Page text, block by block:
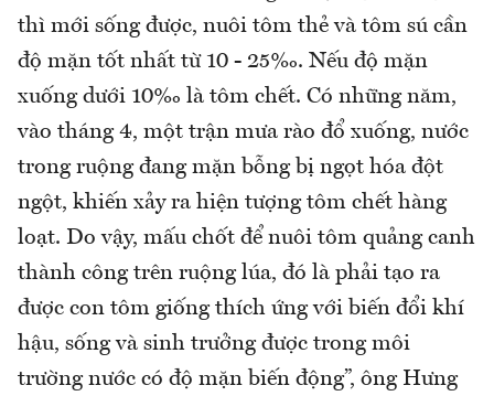
thì mới sống được, nuôi tôm thẻ và tôm sú cần
độ mặn tốt nhất từ 10 - 25‰. Nếu độ mặn
xuống dưới 10‰ là tôm chết. Có những năm,
vào tháng 4, một trận mưa rào đổ xuống, nước
trong ruộng đang mặn bỗng bị ngọt hóa đột
ngột, khiến xảy ra hiện tượng tôm chết hàng
loạt. Do vậy, mấu chốt để nuôi tôm quảng canh
thành công trên ruộng lúa, đó là phải tạo ra
được con tôm giống thích ứng với biến đổi khí
hậu, sống và sinh trưởng được trong môi
trường nước có độ mặn biến động”, ông Hưng